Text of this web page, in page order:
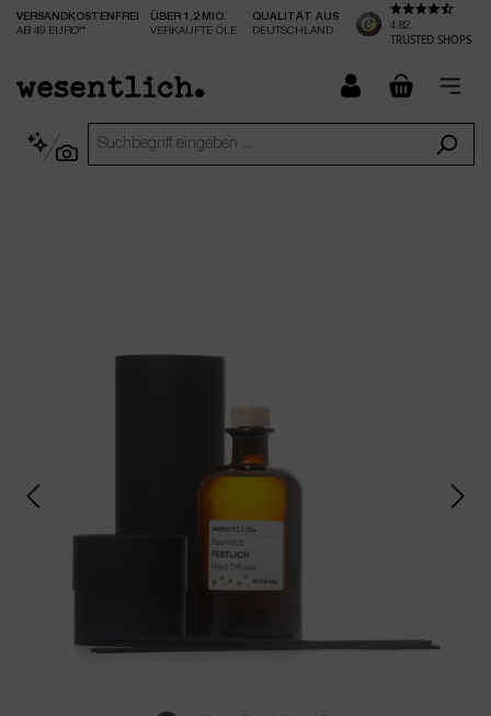
springen
VERSANDKOSTENFREI
AB 49 EURO**
ÜBER 1,2 MIO.
VERKAUFTE ÖLE
QUALITÄT AUS
DEUTSCHLAND
4.82
TRUSTED SHOPS